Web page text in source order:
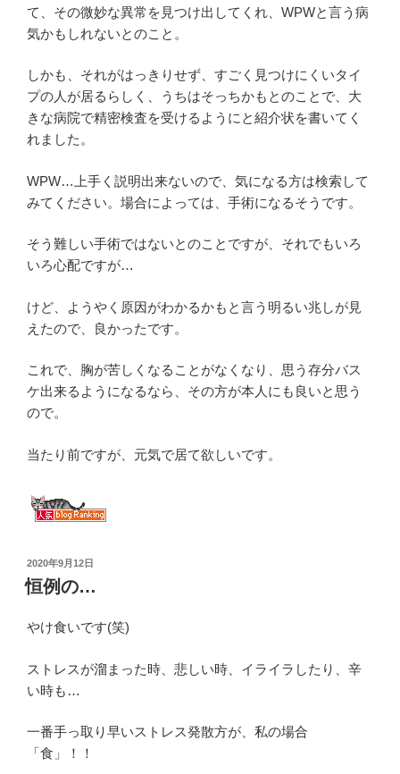
て、その微妙な異常を見つけ出してくれ、WPWと言う病
気かもしれないとのこと。
しかも、それがはっきりせず、すごく見つけにくいタイ
プの人が居るらしく、うちはそっちかもとのことで、大
きな病院で精密検査を受けるようにと紹介状を書いてく
れました。
WPW…上手く説明出来ないので、気になる方は検索して
みてください。場合によっては、手術になるそうです。
そう難しい手術ではないとのことですが、それでもいろ
いろ心配ですが…
けど、ようやく原因がわかるかもと言う明るい兆しが見
えたので、良かったです。
これで、胸が苦しくなることがなくなり、思う存分バス
ケ出来るようになるなら、その方が本人にも良いと思う
ので。
当たり前ですが、元気で居て欲しいです。
投
稿
日:
2020年9月12日
恒例の…
やけ食いです(笑)
ストレスが溜まった時、悲しい時、イライラしたり、辛
い時も…
一番手っ取り早いストレス発散方が、私の場合
「食」！！